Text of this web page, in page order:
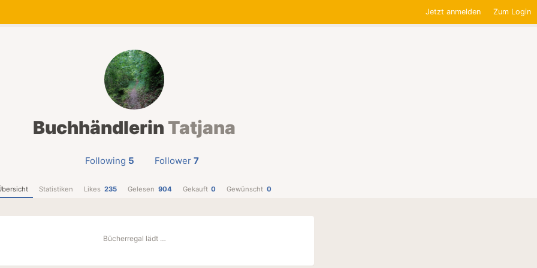
Jetzt anmelden Zum Login
Buchhändlerin Tatjana
Following 5 Follower 7
Statistiken Likes 235 Gelesen 904 Gekauft 0 Gewünscht 0
Bücherregal lädt …